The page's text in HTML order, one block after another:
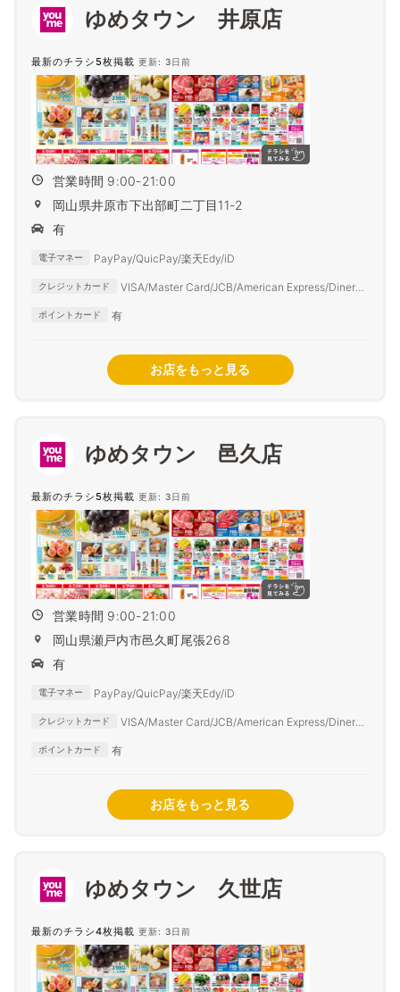
ゆめタウン 井原店
最新のチラシ5枚掲載 更新: 3日前
営業時間 9:00-21:00
岡山県井原市下出部町二丁目11-2
有
電子マネー PayPay/QuicPay/楽天Edy/iD
クレジットカード
VISA/Master Card/JCB/American Express/Diners
ポイントカード 有
お店をもっと見る
ゆめタウン 邑久店
最新のチラシ5枚掲載 更新: 3日前
営業時間 9:00-21:00
岡山県瀬戸内市邑久町尾張268
有
電子マネー PayPay/QuicPay/楽天Edy/iD
クレジットカード
VISA/Master Card/JCB/American Express/Diners
ポイントカード 有
お店をもっと見る
ゆめタウン 久世店
最新のチラシ4枚掲載 更新: 3日前